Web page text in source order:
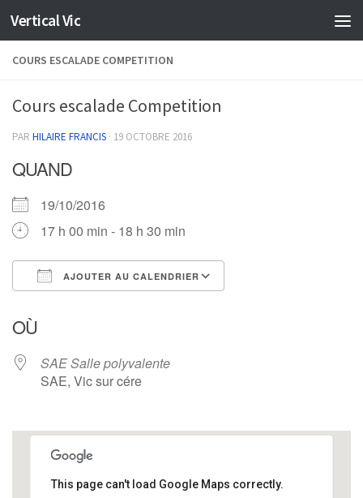
Skip to content
Vertical Vic
COURS ESCALADE COMPETITION
Cours escalade Competition
PAR HILAIRE FRANCIS · 19 OCTOBRE 2016
QUAND
19/10/2016
17 h 00 min - 18 h 30 min
AJOUTER AU CALENDRIER
OÙ
SAE Salle polyvalente
SAE, Vic sur cére
This page can't load Google Maps correctly.